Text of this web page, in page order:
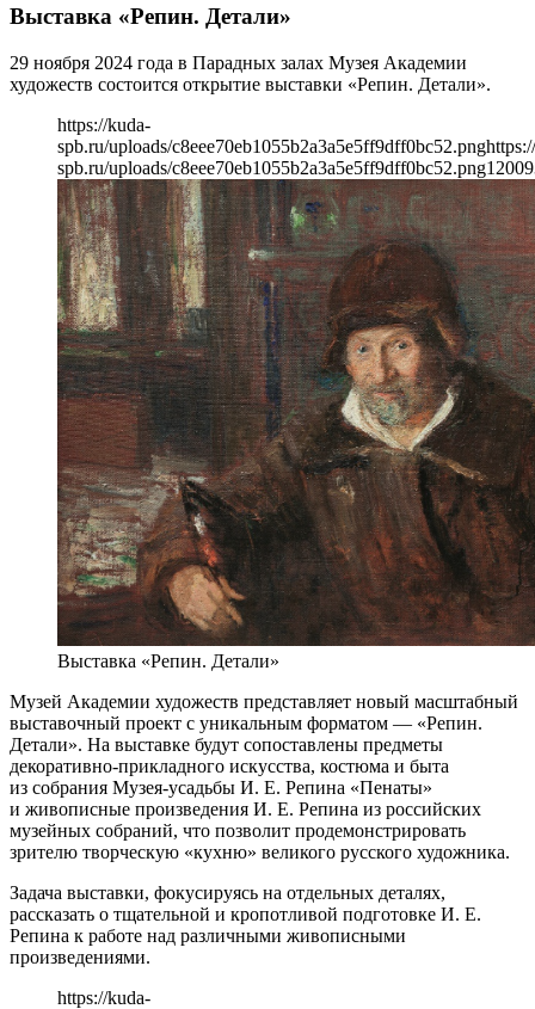
Выставка «Репин. Детали»
29 ноября 2024 года в Парадных залах Музея Академии
художеств состоится открытие выставки «Репин. Детали».
https://kuda-
spb.ru/uploads/c8eee70eb1055b2a3a5e5ff9dff0bc52.png
spb.ru/uploads/c8eee70eb1055b2a3a5e5ff9dff0bc52.png1200
Выставка «Репин. Детали»
Музей Академии художеств представляет новый масштабный
выставочный проект с уникальным форматом — «Репин.
Детали». На выставке будут сопоставлены предметы
декоративно-прикладного искусства, костюма и быта
из собрания Музея-усадьбы И. Е. Репина «Пенаты»
и живописные произведения И. Е. Репина из российских
музейных собраний, что позволит продемонстрировать
зрителю творческую «кухню» великого русского художника.
Задача выставки, фокусируясь на отдельных деталях,
рассказать о тщательной и кропотливой подготовке И. Е.
Репина к работе над различными живописными
произведениями.
https://kuda-